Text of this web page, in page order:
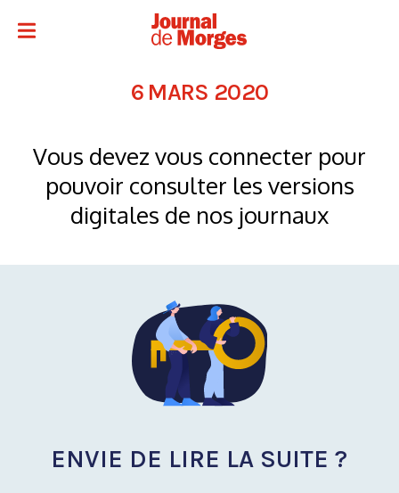
6 MARS 2020
Vous devez vous connecter pour
pouvoir consulter les versions
digitales de nos journaux
ENVIE DE LIRE LA SUITE ?